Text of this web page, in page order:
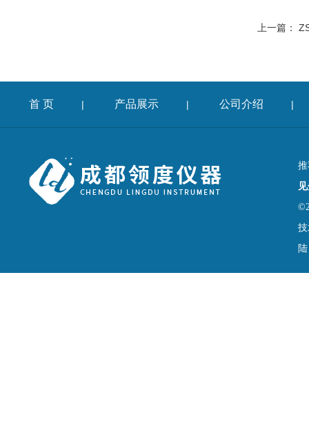
上一篇：
首 页 | 产品展示 | 公司介绍 |
陆